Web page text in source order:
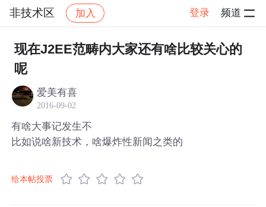
非技术区 加入 登录 频道
社区 非技术区 帖子详情
现在J2EE范畴内大家还有啥比较关心的
呢
爱美有喜
2016-09-02
有啥大事记发生不
比如说啥新技术，啥爆炸性新闻之类的
给本帖投票